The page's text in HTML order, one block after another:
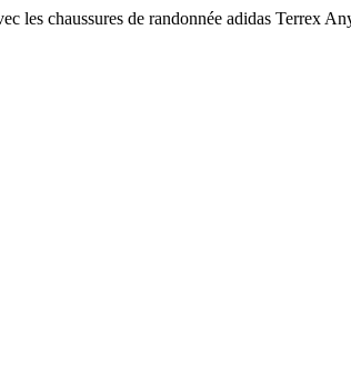
les chaussures de randonnée adidas Terrex